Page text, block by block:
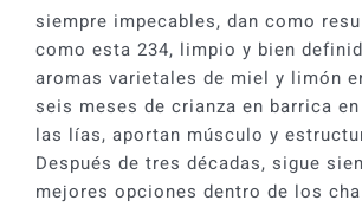
siempre impecables, dan como
como esta 234, limpio y bien
aromas varietales de miel y limón
seis meses de crianza en barrica
las lías, aportan músculo y
Después de tres décadas, sigue
mejores opciones dentro de los